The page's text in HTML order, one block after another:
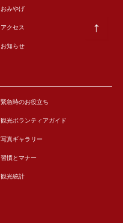
おみやげ
アクセス
お知らせ
緊急時のお役立ち
観光ボランティアガイド
写真ギャラリー
習慣とマナー
観光統計